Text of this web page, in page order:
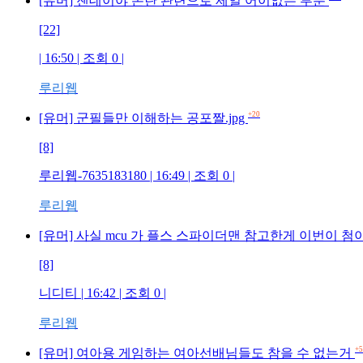
[22]
| 16:50 | 조회 0 |
루리웹
[유머] 군필들만 이해하는 공포짤.jpg +20
[8]
루리웹-7635183180 | 16:49 | 조회 0 |
루리웹
[유머] 사실 mcu 가 플스 스파이더맨 참고한게 이번이 첨
[8]
니디티 | 16:42 | 조회 0 |
루리웹
[유머] 여아용 게임하는 여아선배님들도 참을 수 없는거 +5